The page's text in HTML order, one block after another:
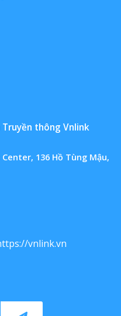
Truyền thông Vnlink
136 Hồ Tùng Mậu,
vnlink.vn